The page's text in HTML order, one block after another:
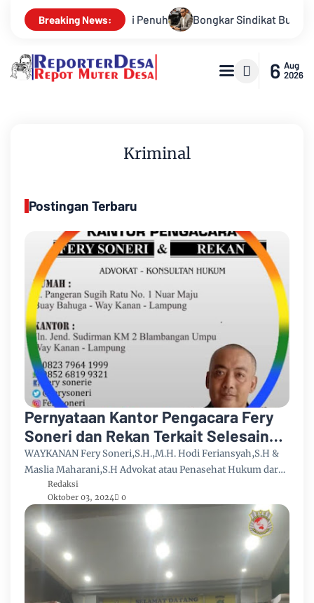
Breaking News:
Bongkar Sindikat Buzzer Penyebar Hoax, Tasrif M. Saleh
6 Aug
2026
Kriminal
Postingan Terbaru
Pernyataan Kantor Pengacara Fery
Soneri dan Rekan Terkait Selesainya
Dugaan Perkara Pengeroyokan Fd
dkk
WAYKANAN Fery Soneri,S.H.,M.H. Hodi Feriansyah,S.H &
Maslia Maharani,S.H Advokat atau Penasehat Hukum dar…
Redaksi
Oktober 03, 2024
0